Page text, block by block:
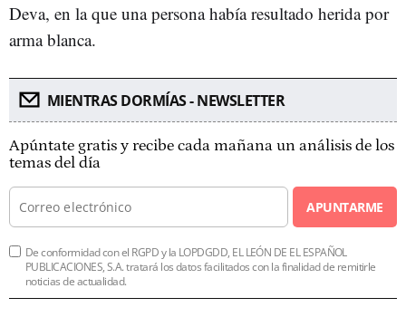
Deva, en la que una persona había resultado herida por
arma blanca.
MIENTRAS DORMÍAS - NEWSLETTER
Apúntate gratis y recibe cada mañana un análisis de los
temas del día
APUNTARME
De conformidad con el RGPD y la LOPDGDD, EL LEÓN DE EL ESPAÑOL
PUBLICACIONES, S.A. tratará los datos facilitados con la finalidad de remitirle
noticias de actualidad.